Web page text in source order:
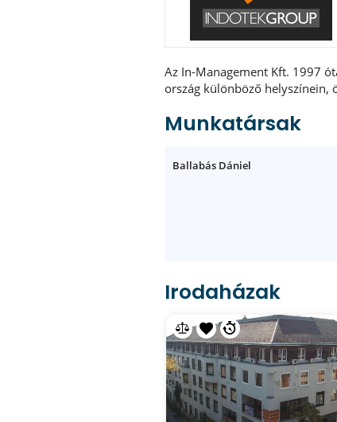
Az In-Management Kft. 1997
ország különböző helyszínein,
Munkatársak
Ballabás Dániel
Irodaházak